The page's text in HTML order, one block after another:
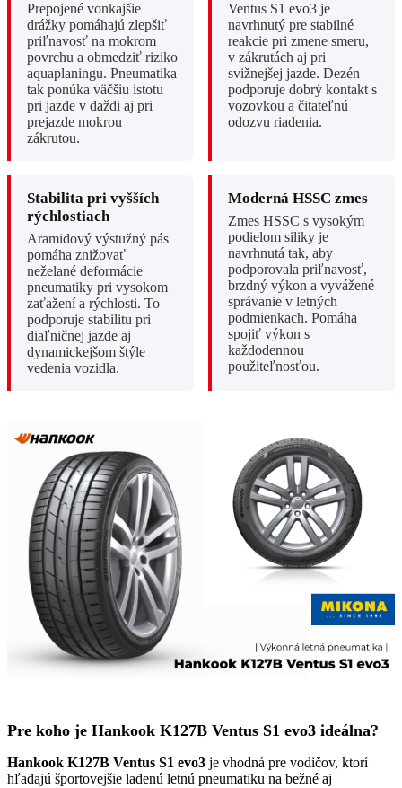
Prepojené vonkajšie
drážky pomáhajú zlepšiť
priľnavosť na mokrom
povrchu a obmedziť riziko
aquaplaningu. Pneumatika
tak ponúka väčšiu istotu
pri jazde v daždi aj pri
prejazde mokrou
zákrutou.
Ventus S1 evo3 je
navrhnutý pre stabilné
reakcie pri zmene smeru,
v zákrutách aj pri
svižnejšej jazde. Dezén
podporuje dobrý kontakt s
vozovkou a čitateľnú
odozvu riadenia.
Stabilita pri vyšších
rýchlostiach
Aramidový výstužný pás
pomáha znižovať
neželané deformácie
pneumatiky pri vysokom
zaťažení a rýchlosti. To
podporuje stabilitu pri
diaľničnej jazde aj
dynamickejšom štýle
vedenia vozidla.
Moderná HSSC zmes
Zmes HSSC s vysokým
podielom siliky je
navrhnutá tak, aby
podporovala priľnavosť,
brzdný výkon a vyvážené
správanie v letných
podmienkach. Pomáha
spojiť výkon s
každodennou
použiteľnosťou.
Pre koho je Hankook K127B Ventus S1 evo3 ideálna?
Hankook K127B Ventus S1 evo3 je vhodná pre vodičov, ktorí
hľadajú športovejšie ladenú letnú pneumatiku na bežné aj